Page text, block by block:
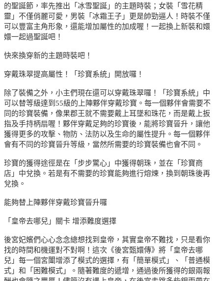
的聖誕節，率先推出「冰雪聖誕」的主題時裝；女裝「雪花精
靈」不僅俏麗可愛，男裝「冰霜王子」更是帥勁逼人！時裝不僅
可以豐富主角形象，還能增加屬性的加成喔！一起換上新裝和嬛
嬛一起過聖誕吧！
快來換穿新的主題時裝吧！
穿戴珠翠提高屬性！「珍寶系統」開放囉！
除了裝備之外，小主們現在還可以穿戴珠翠囉！「珍寶系統」中
可以替等級達到55級的上陣夥伴穿戴珍寶。每一個夥伴會需要不
同的珍寶裝備，像果郡王就不需要戴上耳墜和珠花，而是戴上扳
指及手持柄扇喔！夥伴穿戴足夠的珍寶後，能將珍寶晉升，讓他
獲得更多的攻擊、物防、法防以及生命的屬性提升。每一個夥伴
會有不同的珍寶晉升等級，當然所需要的珍寶裝備也會不同。
珍寶的獲得途徑是在「步步驚心」中獲得朝珠，並在「珍寶商
店」中兌換。若是有不需要的珍寶能夠進行熔煉，換到朝珠後再
兌換。
能夠替上陣夥伴穿戴珍寶晉升囉
「皇帝去哪兒」關卡 增添難度選擇
後宮妃嬪們心心念念總想找到皇帝，其實皇帝不難找，只是看你
找的時間和機運對不對啊！這次《後宮甄嬛傳》將「皇帝去哪
兒」每一個宮闈增添了模式的選擇，有「簡單模式」、「普通模
式」和「困難模式」。隨著難度的遞增，通過後所獲得的銀兩報